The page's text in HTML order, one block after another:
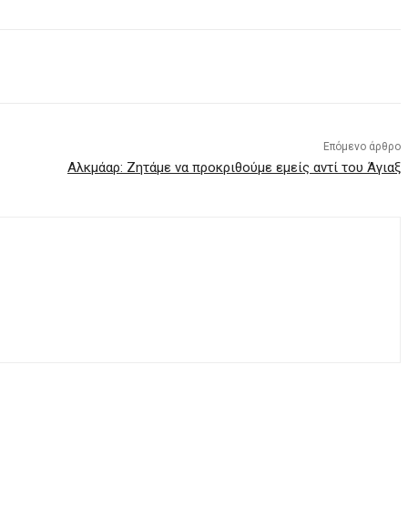
Επόμενο άρθρο
Αλκμάαρ: Ζητάμε να προκριθούμε εμείς αντί του Άγιαξ